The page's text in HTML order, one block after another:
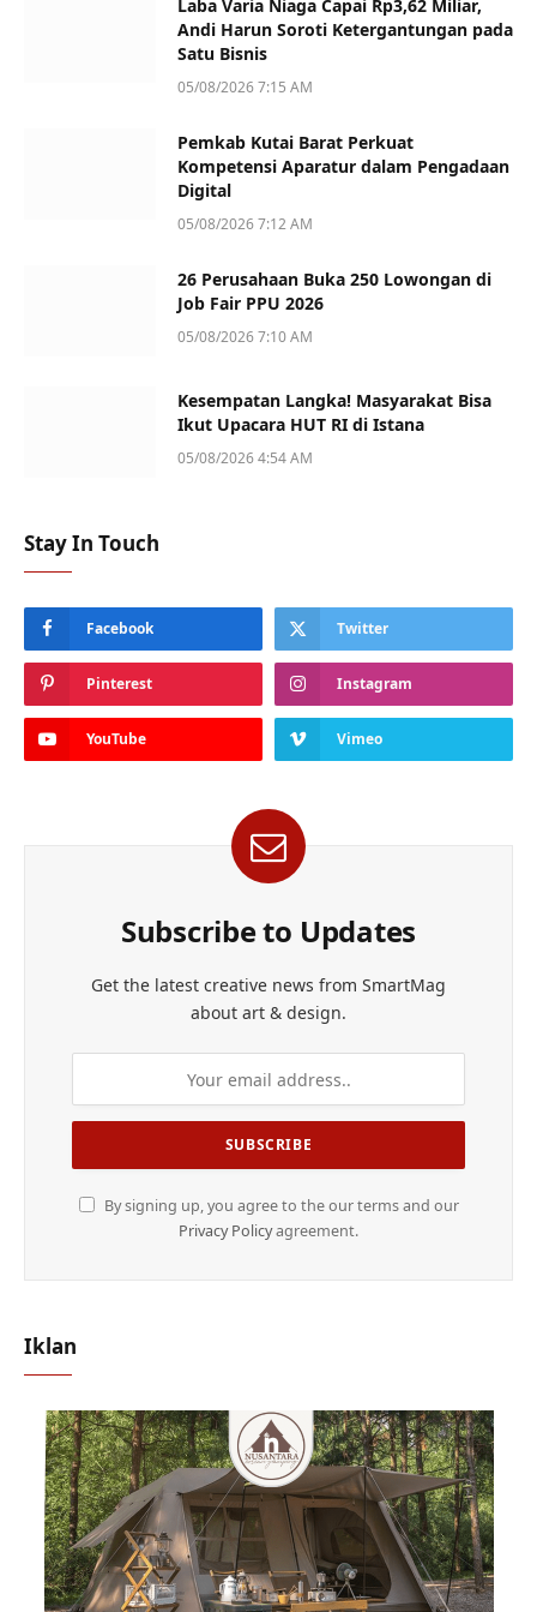
Laba Varia Niaga Capai Rp3,62 Miliar,
Andi Harun Soroti Ketergantungan pada
Satu Bisnis
05/08/2026 7:15 AM
Pemkab Kutai Barat Perkuat
Kompetensi Aparatur dalam Pengadaan
Digital
05/08/2026 7:12 AM
26 Perusahaan Buka 250 Lowongan di
Job Fair PPU 2026
05/08/2026 7:10 AM
Kesempatan Langka! Masyarakat Bisa
Ikut Upacara HUT RI di Istana
05/08/2026 4:54 AM
Stay In Touch
Facebook Twitter
Pinterest Instagram
YouTube Vimeo
Subscribe to Updates
Get the latest creative news from SmartMag
about art & design.
By signing up, you agree to the our terms and our
Privacy Policyagreement.
Iklan